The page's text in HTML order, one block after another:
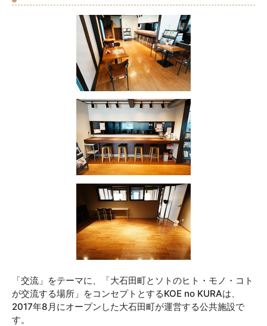
「交流」をテーマに、「大石田町とソトのヒト・モノ・コト
が交流する場所」をコンセプトとするKOE no KURAは、
2017年8月にオープンした大石田町が運営する公共施設で
す。